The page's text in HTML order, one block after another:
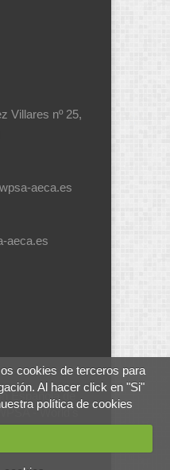
cookies de terceros para
Al hacer click en "Si"
política de cookies
Villares nº 25,
aeca.es
aeca.es
Española de
- World's
Association